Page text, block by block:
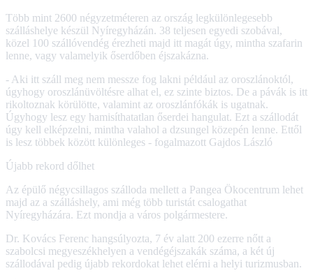
Több mint 2600 négyzetméteren az ország legkülönlegesebb
szálláshelye készül Nyíregyházán. 38 teljesen egyedi szobával,
közel 100 szállóvendég érezheti majd itt magát úgy, mintha szafarin
lenne, vagy valamelyik őserdőben éjszakázna.
- Aki itt száll meg nem messze fog lakni például az oroszlánoktól,
úgyhogy oroszlánüvöltésre alhat el, ez szinte biztos. De a pávák is itt
rikoltoznak körülötte, valamint az oroszlánfókák is ugatnak.
Úgyhogy lesz egy hamisíthatatlan őserdei hangulat. Ezt a szállodát
úgy kell elképzelni, mintha valahol a dzsungel közepén lenne. Ettől
is lesz többek között különleges - fogalmazott Gajdos László
Újabb rekord dőlhet
Az épülő négycsillagos szálloda mellett a Pangea Ökocentrum lehet
majd az a szálláshely, ami még több turistát csalogathat
Nyíregyházára. Ezt mondja a város polgármestere.
Dr. Kovács Ferenc hangsúlyozta, 7 év alatt 200 ezerre nőtt a
szabolcsi megyeszékhelyen a vendégéjszakák száma, a két új
szállodával pedig újabb rekordokat lehet elérni a helyi turizmusban.